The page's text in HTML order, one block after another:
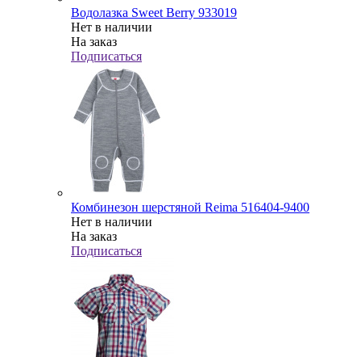
Водолазка Sweet Berry 933019
Нет в наличии
На заказ
Подписаться
Комбинезон шерстяной Reima 516404-9400
Нет в наличии
На заказ
Подписаться